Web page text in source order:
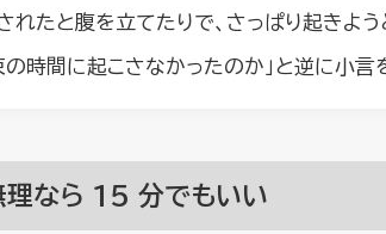
れたと腹を立てたりで、さっぱり起きよう
の時間に起こさなかったのか」と逆に小
理なら 15 分でもいい